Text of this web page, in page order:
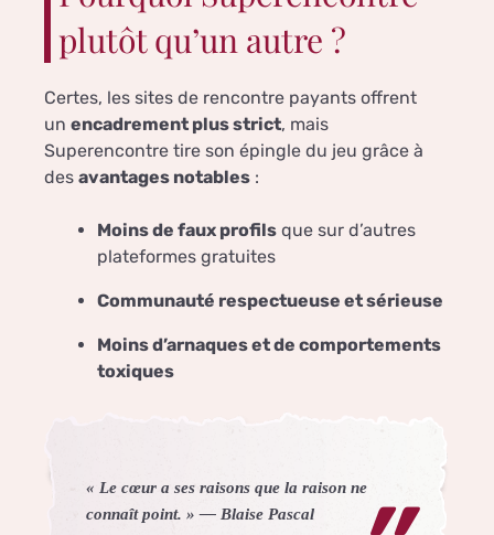
plutôt qu’un autre ?
Certes, les sites de rencontre payants offrent
un encadrement plus strict, mais
Superencontre tire son épingle du jeu grâce à
des avantages notables :
Moins de faux profils que sur d’autres
plateformes gratuites
Communauté respectueuse et sérieuse
Moins d’arnaques et de comportements
toxiques
« Le cœur a ses raisons que la raison ne
connaît point. » —Blaise Pascal